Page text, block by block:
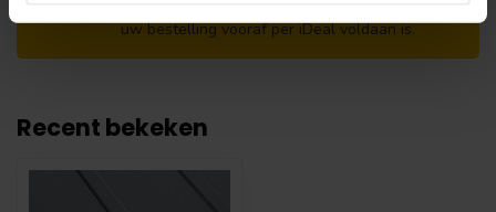
uw bestelling vooraf per iDeal voldaan is.
Recent bekeken